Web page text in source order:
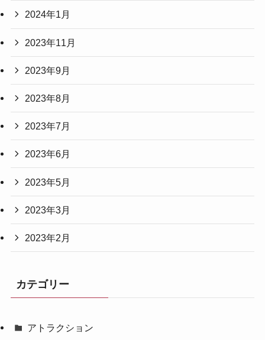
2024年1月
2023年11月
2023年9月
2023年8月
2023年7月
2023年6月
2023年5月
2023年3月
2023年2月
カテゴリー
アトラクション